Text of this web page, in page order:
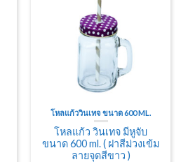
โหลแก้ววินเทจ ขนาด 600 ML.
โหลแก้ว วินเทจ มีหูจับ
ขนาด 600 ml. ( ฝาสีม่วงเข้ม
ลายจุดสีขาว )